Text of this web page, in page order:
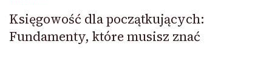
Księgowość dla początkujących:
Fundamenty, które musisz znać